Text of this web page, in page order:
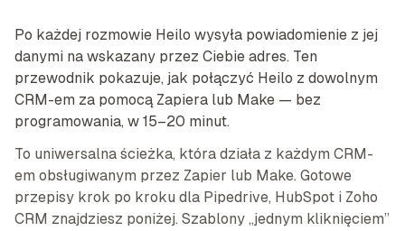
Po każdej rozmowie Heilo wysyła powiadomienie z jej
danymi na wskazany przez Ciebie adres. Ten
przewodnik pokazuje, jak połączyć Heilo z dowolnym
CRM-em za pomocą Zapiera lub Make — bez
programowania, w 15–20 minut.
To uniwersalna ścieżka, która działa z każdym CRM-
em obsługiwanym przez Zapier lub Make. Gotowe
przepisy krok po kroku dla Pipedrive, HubSpot i Zoho
CRM znajdziesz poniżej. Szablony „jednym kliknięciem”